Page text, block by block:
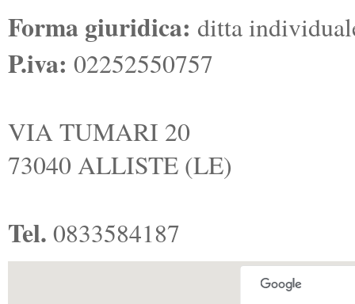
Forma giuridica: ditta
P.iva: 02252550757
VIA TUMARI 20
73040 ALLISTE (LE)
Tel. 0833584187